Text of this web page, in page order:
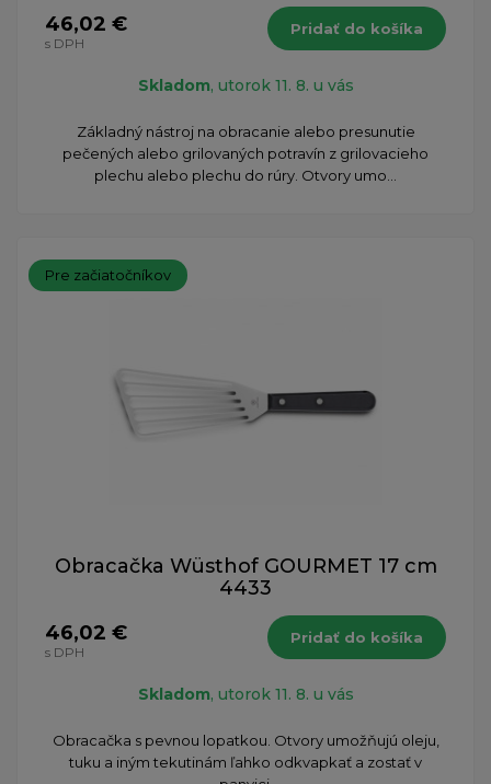
46,02 €
s DPH
Pridať do košíka
Skladom, utorok 11. 8. u vás
Základný nástroj na obracanie alebo presunutie
pečených alebo grilovaných potravín z grilovacieho
plechu alebo plechu do rúry. Otvory umo...
Pre začiatočníkov
Obracačka Wüsthof GOURMET 17 cm
4433
46,02 €
s DPH
Pridať do košíka
Skladom, utorok 11. 8. u vás
Obracačka s pevnou lopatkou. Otvory umožňujú oleju,
tuku a iným tekutinám ľahko odkvapkať a zostať v